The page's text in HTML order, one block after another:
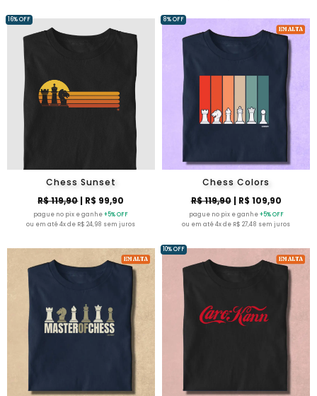
Chess Sunset
R$ 119,90| R$ 99,90
pague no pix e ganhe+5% OFF
ou em até 4x de R$ 24,98 sem juros
16% OFF
Chess Colors
R$ 119,90| R$ 109,90
pague no pix e ganhe+5% OFF
ou em até 4x de R$ 27,48 sem juros
8% OFF
10% OFF